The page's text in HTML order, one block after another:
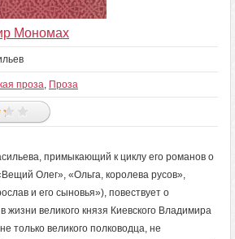
Мономах
проза, Проза
примыкающий к циклу его романов о
Олег», «Ольга, королева русов»,
и его сыновья»), повествует о
жизни великого князя Киевского Владимира
только великого полководца, не